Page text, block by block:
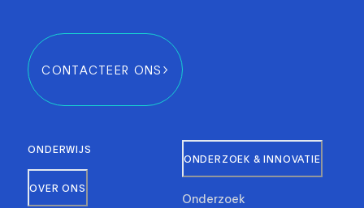
CONTACTEER ONS
ONDERWIJS
OVER ONS
ONDERZOEK & INNOVATIE
Onderzoek